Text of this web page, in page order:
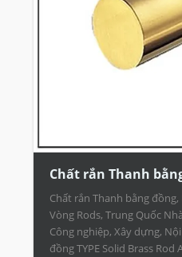
Chất rắn Thanh
Chất rắn Thanh bằng đồng,
Vòng Rods, Trung Quốc
Công nghiệp, Xây dựng,
đồng TYPE Solid Brass Rod